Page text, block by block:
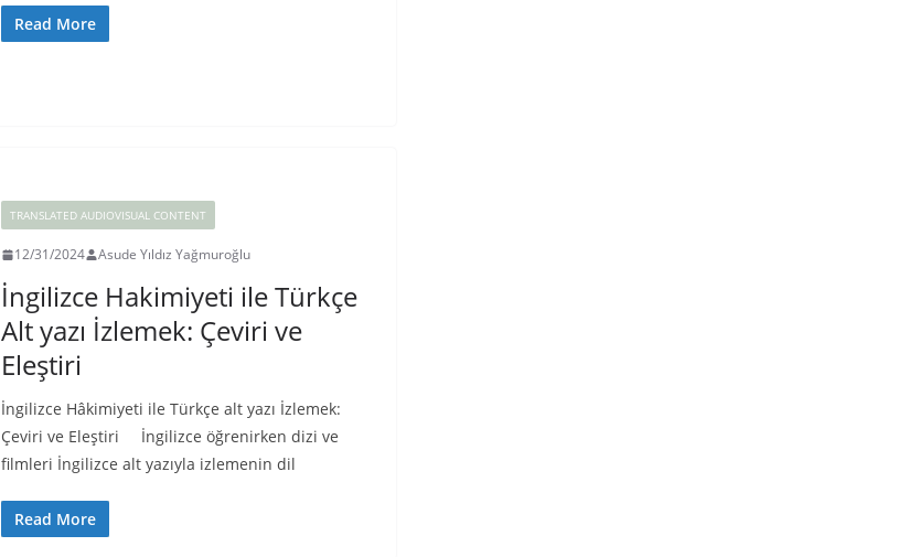
Read More
TRANSLATED AUDIOVISUAL CONTENT
12/31/2024 Asude Yıldız Yağmuroğlu
İngilizce Hakimiyeti ile Türkçe
Alt yazı İzlemek: Çeviri ve
Eleştiri
İngilizce Hâkimiyeti ile Türkçe alt yazı İzlemek:
Çeviri ve Eleştiri İngilizce öğrenirken dizi ve
filmleri İngilizce alt yazıyla izlemenin dil
Read More